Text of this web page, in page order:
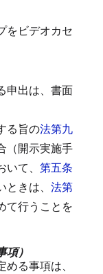
をビデオカセ
申出は、書面
る旨の法第九
（開示実施手
て、 第五条
きは、 法第
て行うことを
）
る事項は、